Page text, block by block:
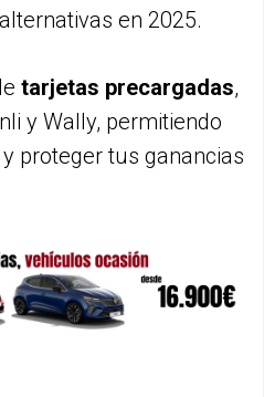
en 2025.
tarjetas precargadas,
y Wally, permitiendo
proteger tus ganancias